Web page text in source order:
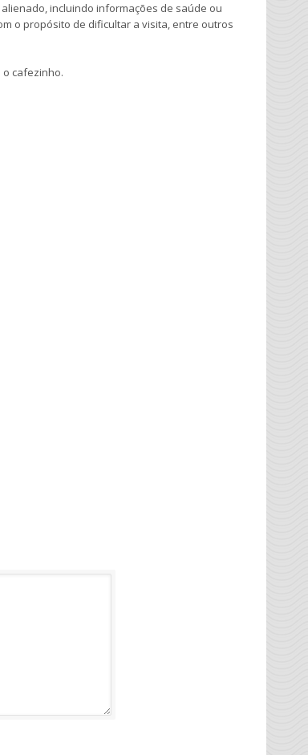
alienado, incluindo informações de saúde ou
o propósito de dificultar a visita, entre outros
cafezinho.